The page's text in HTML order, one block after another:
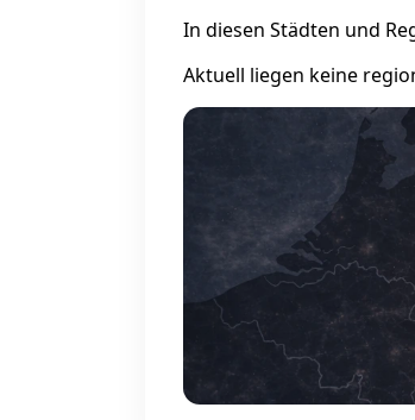
In diesen Städten und
Aktuell liegen keine